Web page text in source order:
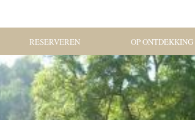
RESERVEREN OP ONTDEKKING